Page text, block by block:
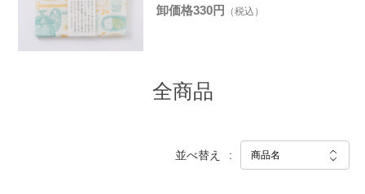
卸価格330円 （税込）
全商品
並べ替え